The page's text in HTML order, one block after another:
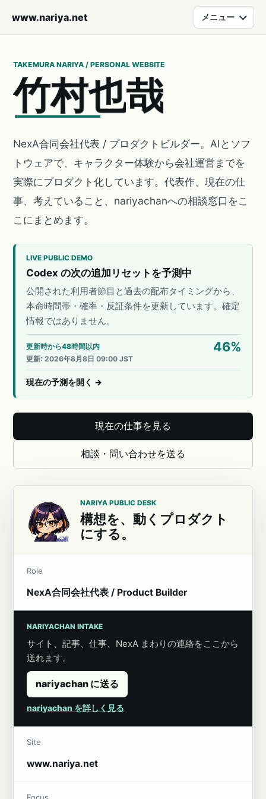
www.nariya.net メニュー
TAKEMURA NARIYA / PERSONAL WEBSITE
竹村也哉
NexA合同会社代表 / プロダクトビルダー。AIとソフ
トウェアで、キャラクター体験から会社運営までを
実際にプロダクト化しています。代表作、現在の仕
事、考えていること、nariyachanへの相談窓口をこ
こにまとめます。
LIVE PUBLIC DEMO
Codex の次の追加リセットを予測中
公開された利用者節目と過去の配布タイミングから、
本命時間帯・確率・反証条件を更新しています。確定
情報ではありません。
更新時から48時間以内 46%
更新:2026年8月8日 09:00 JST
現在の予測を開く →
現在の仕事を見る
相談・問い合わせを送る
NARIYA PUBLIC DESK
構想を、動くプロダクト
にする。
Role
NexA合同会社代表 / Product Builder
NARIYACHAN INTAKE
サイト、記事、仕事、NexA まわりの連絡をここから
送れます。
nariyachan に送る
nariyachan を詳しく見る
Site
www.nariya.net
Focus